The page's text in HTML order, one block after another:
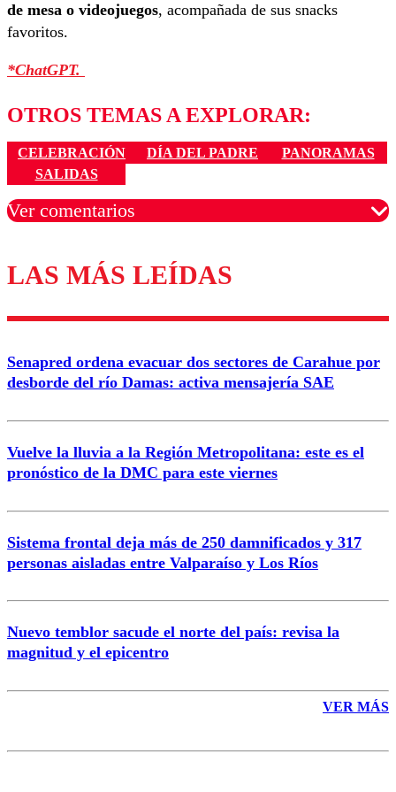
de mesa o videojuegos, acompañada de sus snacks
favoritos.
*ChatGPT.
OTROS TEMAS A EXPLORAR:
CELEBRACIÓN DÍA DEL PADRE
PANORAMAS
SALIDAS
Ver comentarios
Los comentarios son moderados para garantizar un
diálogo respetuoso.
Correo
Enviar comentario
LAS MÁS LEÍDAS
Senapred ordena evacuar dos sectores de Carahue por
desborde del río Damas: activa mensajería SAE
Vuelve la lluvia a la Región Metropolitana: este es el
pronóstico de la DMC para este viernes
Sistema frontal deja más de 250 damnificados y 317
personas aisladas entre Valparaíso y Los Ríos
Nuevo temblor sacude el norte del país: revisa la
magnitud y el epicentro
VER MÁS